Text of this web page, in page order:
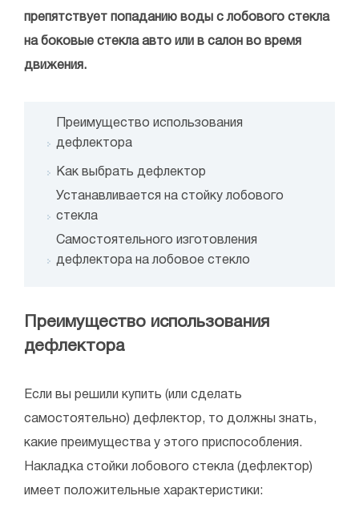
препятствует попаданию воды с лобового стекла
на боковые стекла авто или в салон во время
движения.
Преимущество использования
дефлектора
Как выбрать дефлектор
Устанавливается на стойку лобового
стекла
Самостоятельного изготовления
дефлектора на лобовое стекло
Преимущество использования
дефлектора
Если вы решили купить (или сделать
самостоятельно) дефлектор, то должны знать,
какие преимущества у этого приспособления.
Накладка стойки лобового стекла (дефлектор)
имеет положительные характеристики: